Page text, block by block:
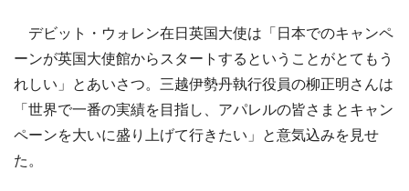
デビット・ウォレン在日英国大使は「日本でのキャンペ
ーンが英国大使館からスタートするということがとてもう
れしい」とあいさつ。三越伊勢丹執行役員の柳正明さんは
「世界で一番の実績を目指し、アパレルの皆さまとキャン
ペーンを大いに盛り上げて行きたい」と意気込みを見せ
た。